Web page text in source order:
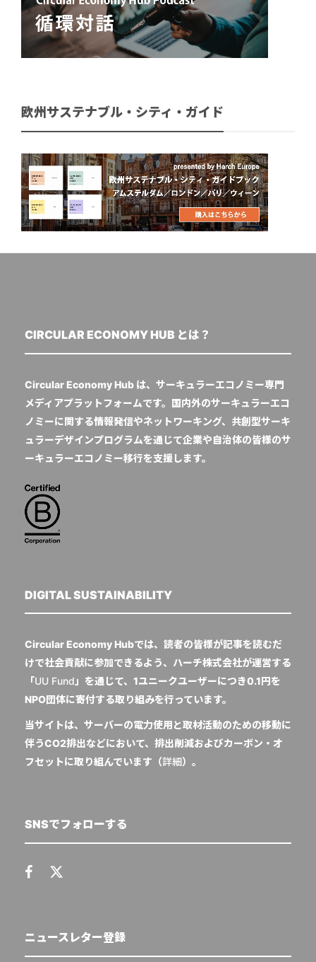
欧州サステナブル・シティ・ガイド
CIRCULAR ECONOMY HUB とは？
Circular Economy Hub は、サーキュラーエコノミー専門
メディアプラットフォームです。国内外のサーキュラーエコ
ノミーに関する情報発信やネットワーキング、共創型サーキ
ュラーデザインプログラムを通じて企業や自治体の皆様のサ
ーキュラーエコノミー移行を支援します。
DIGITAL SUSTAINABILITY
Circular Economy Hubでは、読者の皆様が記事を読むだ
けで社会貢献に参加できるよう、ハーチ株式会社が運営する
「UU Fund 」を通じて、1ユニークユーザーにつき0.1円を
NPO団体に寄付する取り組みを行っています。
当サイトは、サーバーの電力使用と取材活動のための移動に
伴うCO2排出などにおいて、排出削減およびカーボン・オ
フセットに取り組んでいます（詳細）。
SNSでフォローする
ニュースレター登録